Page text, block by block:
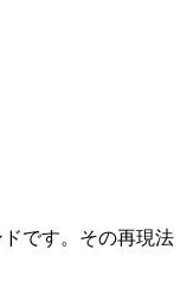
です。その再現法